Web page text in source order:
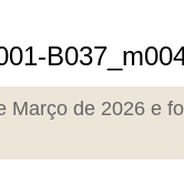
Março de 2026 e